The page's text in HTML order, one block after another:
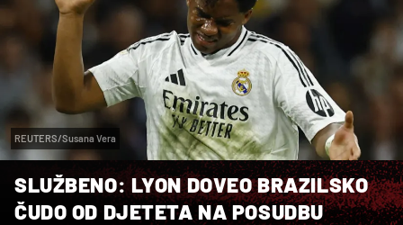
REUTERS/Susana Vera
SLUŽBENO: LYON DOVEO BRAZILSKO
ČUDO OD DJETETA NA POSUDBU